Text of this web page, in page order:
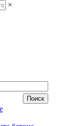
×